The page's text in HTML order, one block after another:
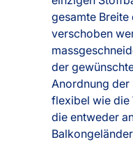
gesamte Breite
verschoben
der
Anordnung der
flexibel wie die
die entweder